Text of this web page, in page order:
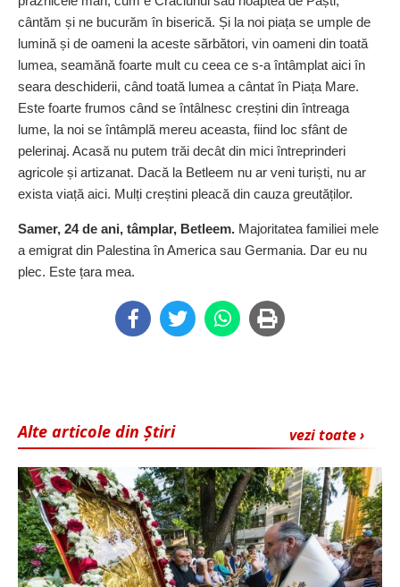
cântăm și ne bucurăm în biserică. Și la noi piața se umple de
lumină și de oameni la aceste sărbători, vin oameni din toată
lumea, seamănă foarte mult cu ceea ce s-a întâmplat aici în
seara deschiderii, când toată lumea a cântat în Piața Mare.
Este foarte frumos când se întâlnesc creștini din întreaga
lume, la noi se întâmplă mereu aceasta, fiind loc sfânt de
pelerinaj. Acasă nu putem trăi decât din mici întreprinderi
agricole și artizanat. Dacă la Betleem nu ar veni turiști, nu ar
exista viață aici. Mulți creștini pleacă din cauza greutăților.
Samer, 24 de ani, tâmplar, Betleem. Majoritatea familiei mele
a emigrat din Palestina în America sau Germania. Dar eu nu
plec. Este țara mea.
vezi toate ›
Alte articole din Știri